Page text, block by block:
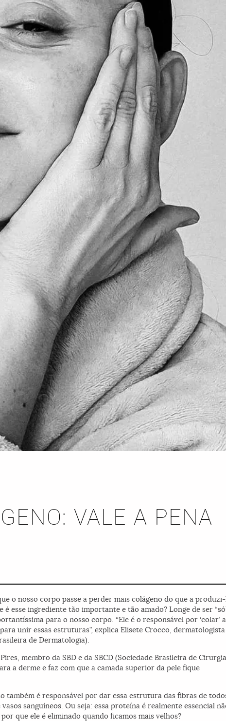
VALE A PENA
o nosso corpo passe a perder mais colágeno do que a
esse ingrediente tão importante e tão amado? Longe de ser
para o nosso corpo. “Ele é o responsável por ‘colar’
unir essas estruturas”, explica Elisete Crocco,
de Dermatologia).
membro da SBD e da SBCD (Sociedade Brasileira de Cirurgia
a derme e faz com que a camada superior da pele fique
também é responsável por dar essa estrutura das fibras de
sanguíneos. Ou seja: essa proteína é realmente essencial
que ele é eliminado quando ficamos mais velhos?